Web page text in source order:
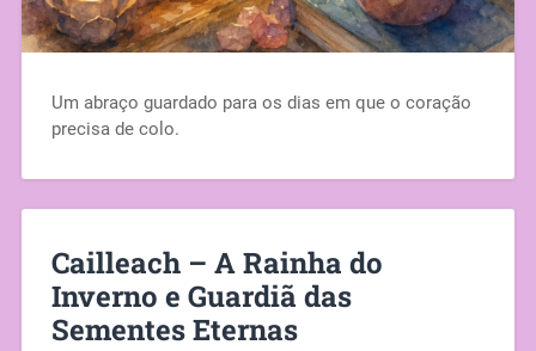
Um abraço guardado para os dias em que o coração
precisa de colo.
Cailleach – A Rainha do
Inverno e Guardiã das
Sementes Eternas